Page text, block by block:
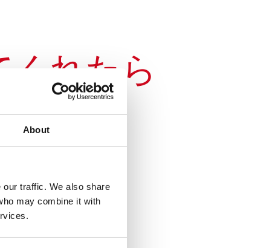
About
traffic. We also share
may combine it with
れたら